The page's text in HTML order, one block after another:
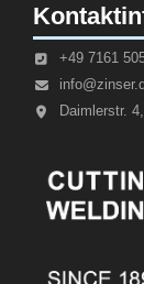
+49 7161
Daimlerstr.